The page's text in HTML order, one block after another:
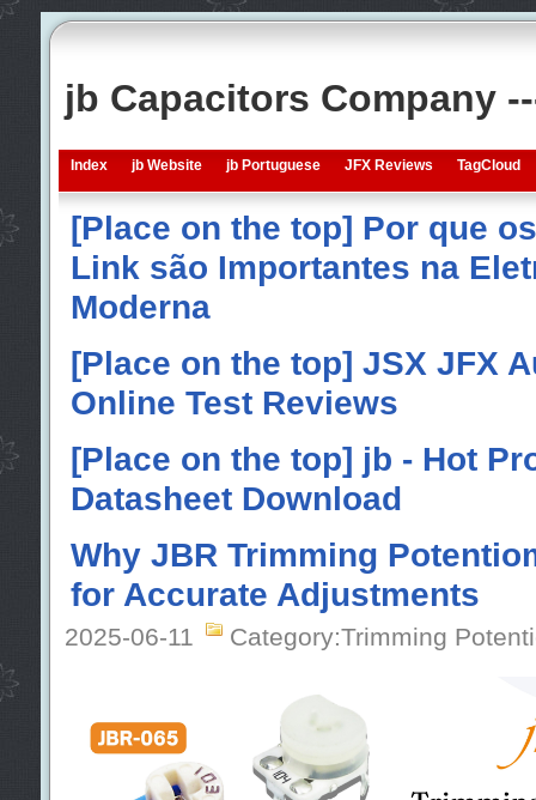
jb Capacitors Company
Index jb Website jb Portuguese JFX Reviews TagCloud
[Place on the top] Por que
Link são Importantes na
Moderna
[Place on the top] JSX JFX
Online Test Reviews
[Place on the top] jb - Hot
Datasheet Download
Why JBR Trimming
for Accurate Adjustments
2025-06-11 Category:Trimming